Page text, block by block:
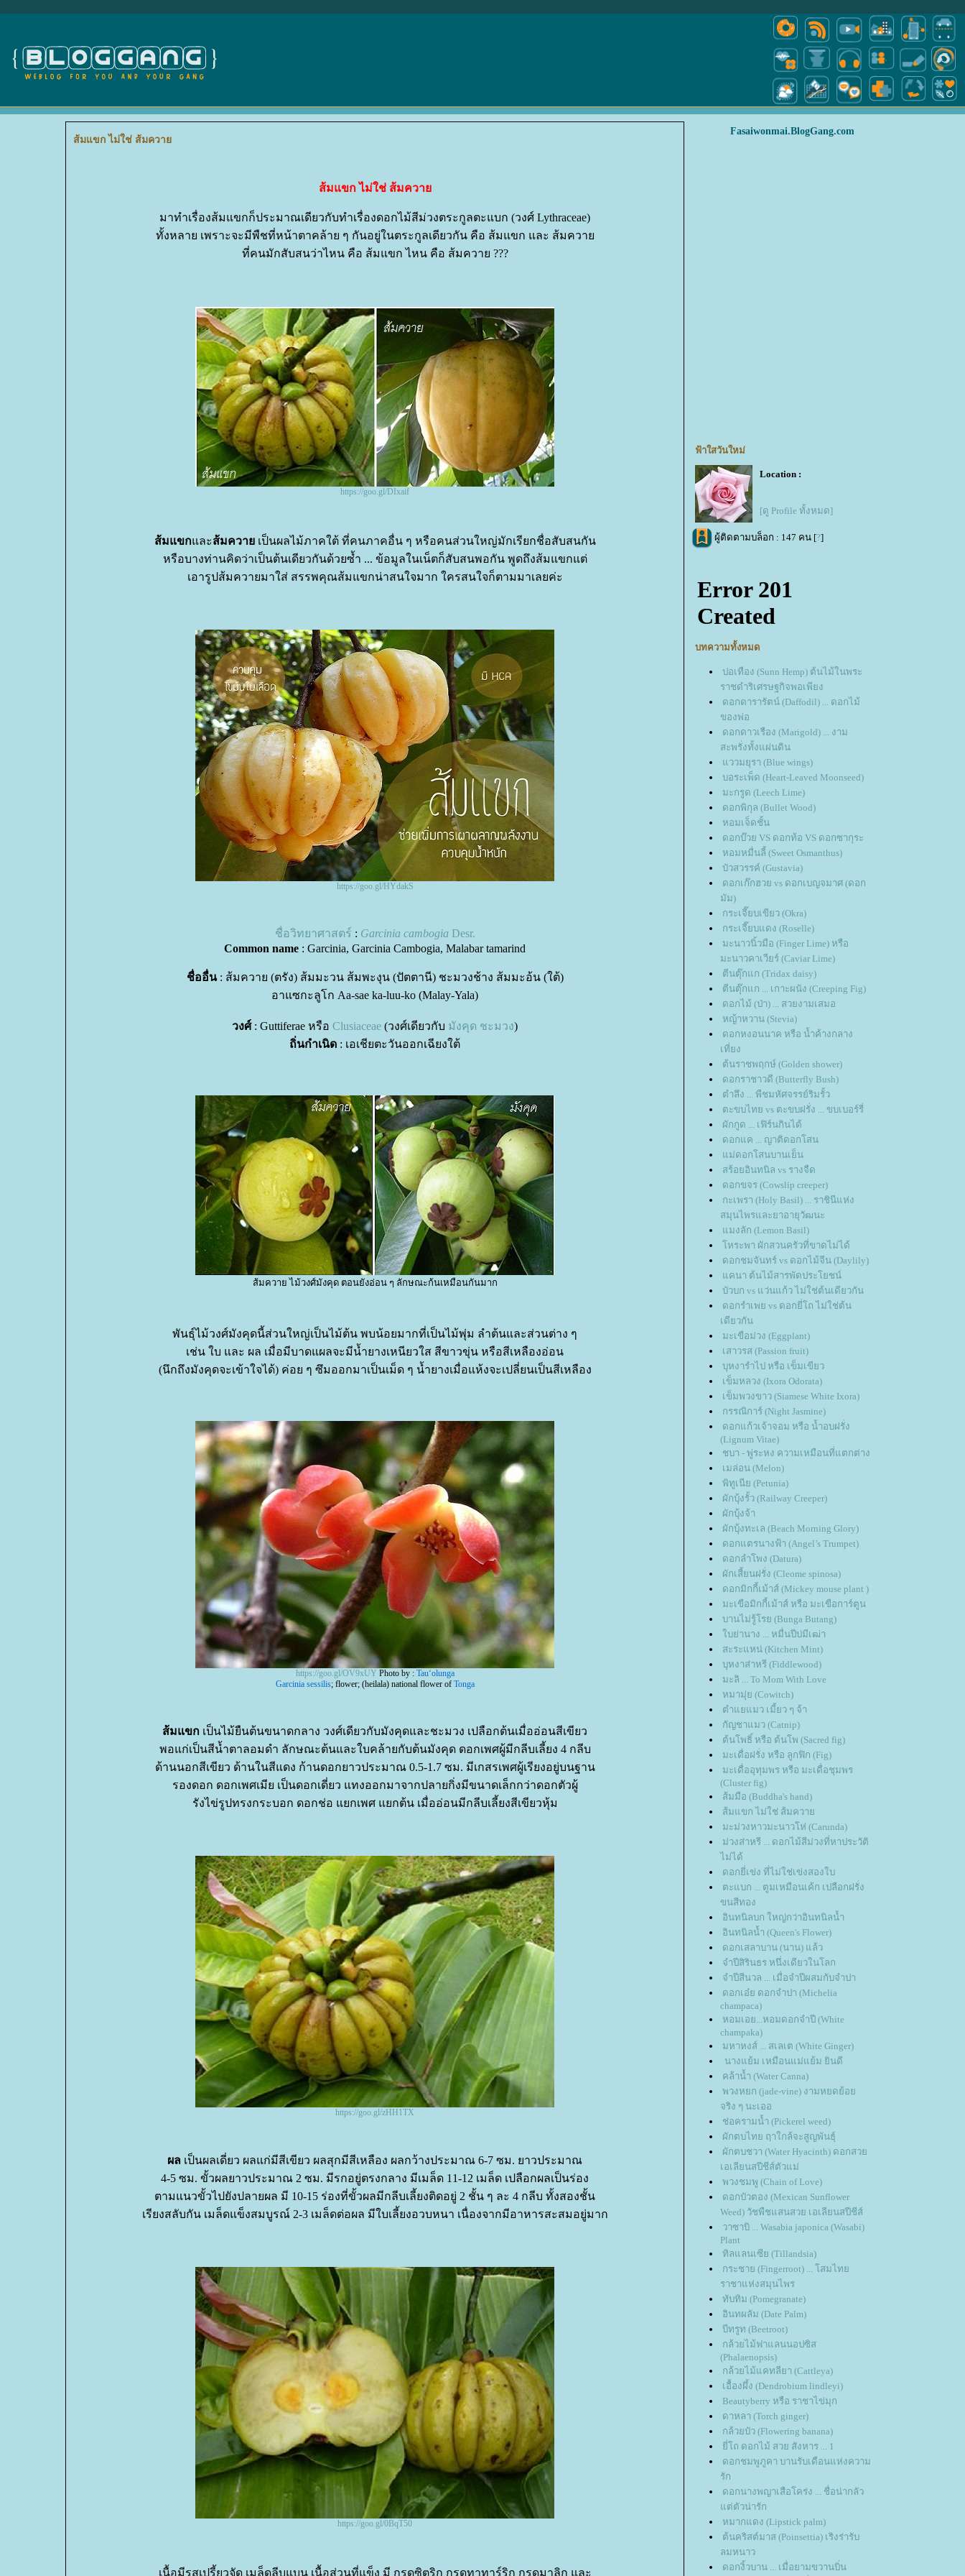
ส้มแขก ไม่ใช่ ส้มควา
ส้มแขก ไม่ใช่ ส้มควา
มาทำเรื่องส้มแขกก็ประมาณเดียวกับทำเรื่องดอกไม้สีม่วงตระกูลตะแบก (วงศ์ Lythraceae)
ทั้งหลาย เพราะจะมีพืชที่หน้าตาคล้าย ๆ กันอยู่ในตระกูลเดียวกัน คือ ส้มแขก และ ส้มควา
ที่คนมักสับสนว่าไหน คือ ส้มแขก ไหน คือ ส้มควาย ???
https://goo.gl/DIxaif
ส้มแขกละส้มควาเป็นผลไม้ภาคใต้ ที่คนภาคอื่น ๆ หรือคนส่วนใหญ่มักเรียกชื่อสับสนกัน
หรือบางท่านคิดว่าเป็นต้นเดียวกันด้วยซ้ำ ... ข้อมูลในเน็ตก็สับสนพอกัน พูดถึงส้มแขกแต่
เอารูปส้มควายมาใส่ สรรพคุณส้มแขกน่าสนใจมาก ใครสนใจก็ตามมาเลยค่ะ
https://goo.gl/HYdakS
ชื่อวิทยาศาสตร์ : Garcinia cambogiaDesr.
Common name : Garcinia, Garcinia Cambogia, Malabar tamarind
ชื่ออื่น: ส้มควาย (ตรัง) ส้มมะวน ส้มพะงุน (ปัตตานี) ชะมวงช้าง ส้มมะอ้น (ใต้)
อาแซกะลูโก Aa-sae ka-luu-ko (Malay-Yala)
วงศ์: Guttiferae หรือ Clusiaceae (วงศ์เดียวกับ มังคุด ชะมวง)
ถิ่นกำเนิด : เอเชียตะวันออกเฉียงใต้
ส้มควาย ไม้วงศ์มังคุด ตอนยังอ่อน ๆ ลักษณะก้นเหมือนกันมาก
พันธุ์ไม้วงศ์มังคุดนี้ส่วนใหญ่เป็นไม้ต้น พบน้อยมากที่เป็นไม้พุ่ม ลำต้นและส่วนต่าง ๆ
เช่น ใบ และ ผล เมื่อมีบาดแผลจะมีน้ำยางเหนียวใส สีขาวขุ่น หรือสีเหลืองอ่อน
(นึกถึงมังคุดจะเข้าใจได้) ค่อย ๆ ซึมออกมาเป็นเม็ด ๆ น้ำยางเมื่อแห้งจะเปลี่ยนเป็นสีเหลือง
https://goo.gl/OV9xUY Photo by : Tauʻolunga
Garcinia sessilis; flower; (heilala) national flower of Tonga
ส้มแขก เป็นไม้ยืนต้นขนาดกลาง วงศ์เดียวกับมังคุดและชะมวง เปลือกต้นเมื่ออ่อนสีเขียว
พอแก่เป็นสีน้ำตาลอมดำ ลักษณะต้นและใบคล้ายกับต้นมังคุด ดอกเพศผู้มีกลีบเลี้ยง 4 กลีบ
ด้านนอกสีเขียว ด้านในสีแดง ก้านดอกยาวประมาณ 0.5-1.7 ซม. มีเกสรเพศผู้เรียงอยู่บนฐาน
รองดอก ดอกเพศเมีย เป็นดอกเดี่ยว แทงออกมาจากปลายกิ่งมีขนาดเล็กกว่าดอกตัวผู้
รังไข่รูปทรงกระบอก ดอกช่อ แยกเพศ แยกต้น เมื่ออ่อนมีกลีบเลี้ยงสีเขียวหุ้ม
https://goo.gl/zHH1TX
ผล เป็นผลเดี่ยว ผลแก่มีสีเขียว ผลสุกมีสีเหลือง ผลกว้างประมาณ 6-7 ซม. ยาวประมาณ
4-5 ซม. ขั้วผลยาวประมาณ 2 ซม. มีรกอยู่ตรงกลาง มีเมล็ด 11-12 เมล็ด เปลือกผลเป็นร่อง
ตามแนวขั้วไปยังปลายผล มี 10-15 ร่องที่ขั้วผลมีกลีบเลี้ยงติดอยู่ 2 ชั้น ๆ ละ 4 กลีบ ทั้งสองชั้น
เรียงสลับกัน เมล็ดแข็งสมบูรณ์ 2-3 เมล็ดต่อผล มีใบเลี้ยงอวบหนา เนื่องจากมีอาหารสะสมอยู่มาก
https://goo.gl/0BqT50
เนื้อมีรสเปรี้ยวจัด เมล็ดลีบแบน เนื้อส่วนที่แข็ง มี กรดซิตริก กรดทาทาร์ริก กรดมาลิก และ
Fasaiwonmai.BlogGang.com
ฟ้าใสวันใหม่
Location :
[ดู Profile ทั้งหมด]
ผู้ติดตามบล็อก : 147 คน [?]
บทความทั้งหมด
ปอเทือง (Sunn Hemp) ต้นไม้ในพระ
ราชดำริเศรษฐกิจพอเพียง
ดอกดารารัตน์ (Daffodil) ... ดอกไม้
ของพ่อ
ดอกดาวเรือง (Marigold) ... งาม
สะพรั่งทั้งแผ่นดิน
ววมยุรา (Blue wings)
บอระเพ็ด (Heart-Leaved Moonseed)
มะกรูด (Leech Lime)
ดอกพิกุล (Bullet Wood)
หอมเจ็ดชั้น
ดอกบ๊วย VS ดอกท้อ VS ดอกซากุระ
หอมหมื่นลี้ (Sweet Osmanthus)
บัวสวรรค์ (Gustavia)
ดอกเก๊กฮวย vs ดอกเบญจมาศ (ดอก
มัม)
กระเจี๊ยบเขียว (Okra)
กระเจี๊ยบแดง (Roselle)
มะนาวนิ้วมือ (Finger Lime) หรือ
มะนาวคาเวียร์ (Caviar Lime)
ตีนตุ๊กแก (Tridax daisy)
ตีนตุ๊กแก ... เกาะผนัง (Creeping Fig)
ดอกไม้ (ป่า) ... สวยงามเสมอ
หญ้าหวาน (Stevia)
ดอกหงอนนาค หรือ น้ำค้างกลาง
เที่ยง
ต้นราชพฤกษ์ (Golden shower)
ดอกราชาวดี (Butterfly Bush)
ตำลึง ... พืชมหัศจรรย์ริมรั้ว
ตะขบไทย vs ตะขบฝรั่ง ... ขบเบอร์รี่
ผักกูด ... เฟิร์นกินได้
ดอกแค ... ญาติดอกโสน
ม่ดอกโสนบานเย็น
สร้อยอินทนิล vs รางจืด
ดอกขจร (Cowslip creeper)
กะเพรา (Holy Basil) ... ราชินีแห่ง
สมุนไพรและยาอายุวัฒนะ
มงลัก (Lemon Basil)
หระพา ผักสวนครัวที่ขาดไม่ได้
ดอกชมจันทร์ vs ดอกไม้จีน (Daylily)
คนา ต้นไม้สารพัดประโยชน์
บัวบก vs แว่นแก้ว ไม่ใช่ต้นเดียวกัน
ดอกรำเพย vs ดอกยี่โถ ไม่ใช่ต้น
เดียวกัน
มะเขือม่วง (Eggplant)
เสาวรส (Passion fruit)
บุหงารำไป หรือ เข็มเขียว
เข็มหลวง (Ixora Odorata)
เข็มพวงขาว (Siamese White Ixora)
กรรณิการ์ (Night Jasmine)
ดอกแก้วเจ้าจอม หรือ น้ำอบฝรั่ง
(Lignum Vitae)
ชบา - พู่ระหง ความเหมือนที่แตกต่าง
เมล่อน (Melon)
พิทูเนีย (Petunia)
ผักบุ้งรั้ว (Railway Creeper)
ผักบุ้งจ้า
ผักบุ้งทะเล (Beach Morning Glory)
ดอกแตรนางฟ้า (Angel’s Trumpet)
ดอกลำโพง (Datura)
ผักเสี้ยนฝรั่ง (Cleome spinosa)
ดอกมิกกี้เม้าส์ (Mickey mouse plant )
มะเขือมิกกี้เม้าส์ หรือ มะเขือการ์ตูน
บานไม่รู้โรย (Bunga Butang)
บย่านาง ... หมื่นปีบ่มีเฒ่า
สะระแหน่ (Kitchen Mint)
บุหงาส่าหรี (Fiddlewood)
มะลิ ... To Mom With Love
หมามุ่ย (Cowitch)
ตำแยแมว เมี้ยว ๆ จ้า
กัญชาแมว (Catnip)
ต้นโพธิ์ หรือ ต้นโพ (Sacred fig)
มะเดื่อฝรั่ง หรือ ลูกฟิก (Fig)
มะเดื่ออุทุมพร หรือ มะเดื่อชุมพร
(Cluster fig)
ส้มมือ (Buddha's hand)
ส้มแขก ไม่ใช่ ส้มควา
มะม่วงหาวมะนาวโห่ (Carunda)
ม่วงส่าหรี ... ดอกไม้สีม่วงที่หาประวัติ
ไม่ได้
ดอกยี่เข่ง ที่ไม่ใช่เข่งสองใบ
ตะแบก ... ตูมเหมือนเค้ก เปลือกฝรั่ง
ขนสีทอง
อินทนิลบก ใหญ่กว่าอินทนิลน้ำ
อินทนิลน้ำ (Queen's Flower)
ดอกเสลาบาน (นาน) แล้ว
จำปีสิรินธร หนึ่งเดียวในโลก
จำปีสีนวล ... เมื่อจำปีผสมกับจำปา
ดอกเอ๋ย ดอกจำปา (Michelia
champaca)
หอมเอย...หอมดอกจำปี (White
champaka)
มหาหงส์ ... สเลเต (White Ginger)
นางแย้ม เหมือนแม่แย้ม ยินดี
คล้าน้ำ (Water Canna)
พวงหยก (jade-vine) งามหยดย้อ
จริง ๆ นะเออ
ช่อครามน้ำ (Pickerel weed)
ผักตบไทย ฤาใกล้จะสูญพันธุ์
ผักตบชวา (Water Hyacinth) ดอกสว
เอเลียนสปีชีส์ตัวแม่
พวงชมพู (Chain of Love)
ดอกบัวตอง (Mexican Sunflower
Weed) วัชพืชแสนสวย เอเลียนสปีชีส์
วาซาบิ ... Wasabia japonica (Wasabi)
Plant
ทิลแลนเซีย (Tillandsia)
กระชาย (Fingerroot) ... โสมไท
ราชาแห่งสมุนไพร
ทับทิม (Pomegranate)
อินทผลัม (Date Palm)
บีทรูท (Beetroot)
กล้วยไม้ฟาแลนนอปซิส
(Phalaenopsis)
กล้วยไม้แคทลียา (Cattleya)
เอื้องผึ้ง (Dendrobium lindleyi)
Beautyberry หรือ ราชาไข่มุก
ดาหลา (Torch ginger)
กล้วยบัว (Flowering banana)
ี่โถ ดอกไม้ สวย สังหาร ... 1
ดอกชมพูภูคา บานรับเดือนแห่งความ
รัก
ดอกนางพญาเสือโคร่ง ... ชื่อน่ากลัว
ต่ตัวน่ารัก
หมากแดง (Lipstick palm)
ต้นคริสต์มาส (Poinsettia) เริงร่ารับ
ลมหนาว
ดอกงิ้วบาน ... เมื่อยามขวานบิ่น